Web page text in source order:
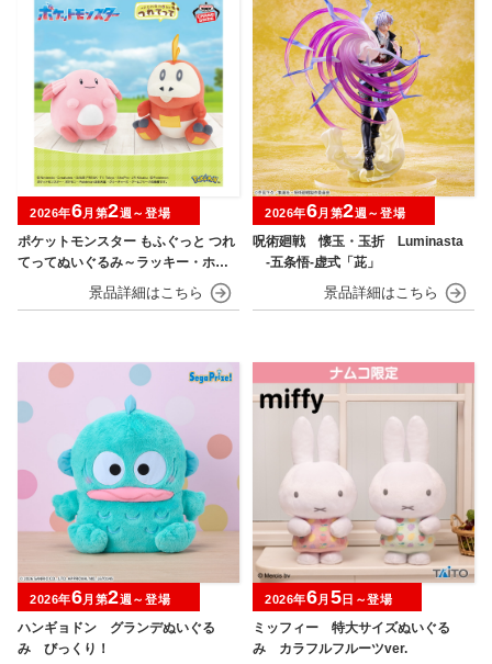
ポケットモンスター もふぐっと つれ
てってぬいぐるみ～ラッキー・ホゲ
2026年6月第2週～登場
呪術廻戦 懐玉・玉折 Luminasta
‐五条悟‐虚式「茈」
2026年6月第2週～登場
ハンギョドン グランデぬいぐる
み びっくり！
2026年6月第2週～登場
ミッフィー 特大サイズぬいぐる
み カラフルフルーツver.
2026年6月 5 日～登場